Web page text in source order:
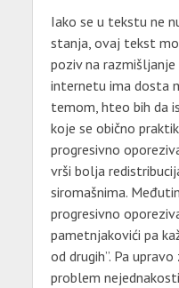
Iako se u tekstu ne
stanja, ovaj tekst
poziv na
internetu ima dosta
temom, hteo bih da
koje se obično
progresivno
vrši bolja
siromašnima.
progresivno
pametnjakovići pa
od drugih”. Pa
problem